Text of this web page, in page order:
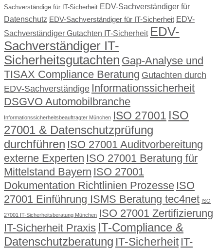
Sachverständige für IT-Sicherheit EDV-Sachverständiger für
Datenschutz EDV-Sachverständiger für IT-Sicherheit EDV-
Sachverständiger Gutachten IT-Sicherheit EDV-
Sachverständiger IT-
Sicherheitsgutachten Gap-Analyse und
TISAX Compliance Beratung Gutachten durch
EDV-Sachverständige Informationssicherheit
DSGVO Automobilbranche
Informationssicherheitsbeauftragter München ISO 27001 ISO
27001 & Datenschutzprüfung
durchführen ISO 27001 Auditvorbereitung
externe Experten ISO 27001 Beratung für
Mittelstand Bayern ISO 27001
Dokumentation Richtlinien Prozesse ISO
27001 Einführung ISMS Beratung tec4net ISO
27001 IT-Sicherheitsberatung München ISO 27001 Zertifizierung
IT-Sicherheit Praxis IT-Compliance &
Datenschutzberatung IT-Sicherheit IT-